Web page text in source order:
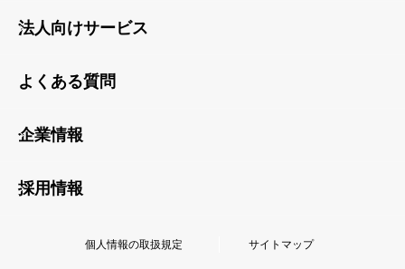
法人向けサービス
よくある質問
企業情報
採用情報
個人情報の取扱規定 サイトマップ